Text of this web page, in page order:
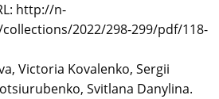
http://n-
2022/298-299/pdf/118-
Victoria Kovalenko, Sergii
Svitlana Danylina.